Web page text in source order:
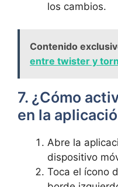
los cambios.
Contenido
entre twister y
7. ¿Cómo
en la
Abre la
dispositivo
Toca el ícono